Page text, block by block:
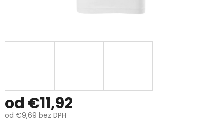
od €11,92
od €9,69 bez DPH